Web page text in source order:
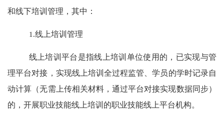
和线下培训管理，其中：
1.线上培训管理
线上培训平台是指线上培训单位使用的，已实现与管
理平台对接 ， 实现线上培训全过程监管、学员的学时记录自
动计算（无需上传相关材料，通过平台对接实现数据同步）
的，开展职业技能线上培训的职业技能线上平台机构。